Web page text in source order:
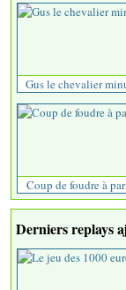
Gus le chevalier
Coup de foudre à
Derniers replays